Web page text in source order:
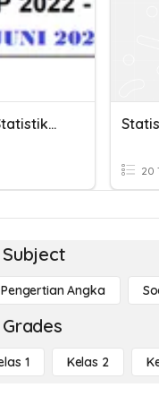
UAS Probabilitas Dan Statistika 2023
20
Pengertian Angka
1 Kelas 2